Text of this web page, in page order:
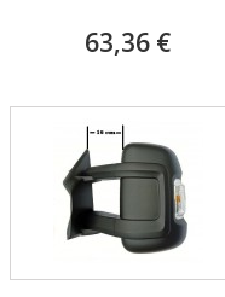
63,36 €